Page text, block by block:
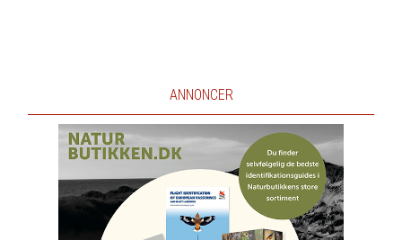
ANNONCER